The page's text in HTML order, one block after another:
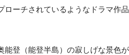
ローチされているようなドラマ作品
能登（能登半島）の寂しげな景色が